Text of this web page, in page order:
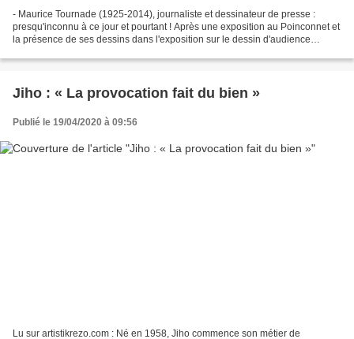
- Maurice Tournade (1925-2014), journaliste et dessinateur de presse :
presqu'inconnu à ce jour et pourtant ! Après une exposition au Poinconnet et
la présence de ses dessins dans l'exposition sur le dessin d'audience
Jiho : « La provocation fait du bien »
Publié le 19/04/2020 à 09:56
Lu sur artistikrezo.com : Né en 1958, Jiho commence son métier de